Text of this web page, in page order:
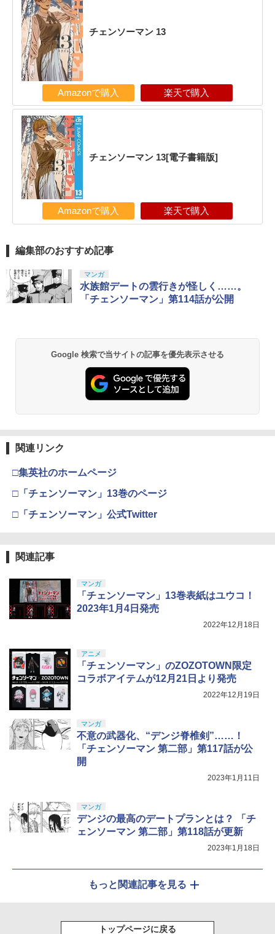
チェンソーマン 13
Amazonで購入 楽天で購入
チェンソーマン 13[電子書籍版]
Amazonで購入 楽天で購入
編集部のおすすめ記事
マンガ
水族館デートの雲行きが怪しく……。
「チェンソーマン」第114話が公開
Google 検索で当サイトの記事を優先表示させる
関連リンク
□集英社のホームページ
□「チェンソーマン」13巻のページ
□「チェンソーマン」公式Twitter
関連記事
マンガ
「チェンソーマン」13巻表紙はユウコ！
2023年1月4日発売
2022年12月18日
アニメ
「チェンソーマン」のZOZOTOWN限定
コラボアイテムが12月21日より発売
2022年12月19日
マンガ
不意の武器化、“デンジ脊椎剣”……！
「チェンソーマン 第二部」第117話が公
開
2023年1月11日
マンガ
デンジの最高のデートプランとは？ 「チ
ェンソーマン 第二部」第118話が更新
2023年1月18日
もっと関連記事を見る
トップページに戻る